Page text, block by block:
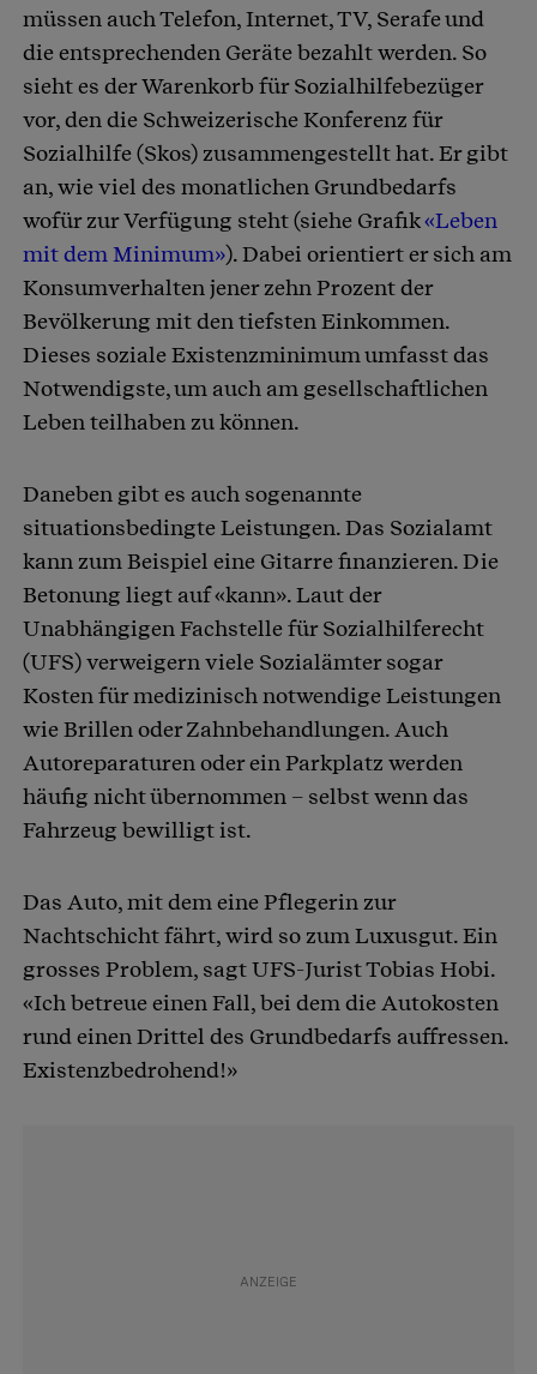
müssen auch Telefon, Internet, TV, Serafe und
die entsprechenden Geräte bezahlt werden. So
sieht es der Warenkorb für Sozialhilfebezüger
vor, den die Schweizerische Konferenz für
Sozialhilfe (Skos) zusammengestellt hat. Er gibt
an, wie viel des monatlichen Grundbedarfs
wofür zur Verfügung steht (siehe Grafik«Leben
mit dem Minimum»). Dabei orientiert er sich am
Konsumverhalten jener zehn Prozent der
Bevölkerung mit den tiefsten Einkommen.
Dieses soziale Existenzminimum umfasst das
Notwendigste, um auch am gesellschaftlichen
Leben teilhaben zu können.
Daneben gibt es auch sogenannte
situationsbedingte Leistungen. Das Sozialamt
kann zum Beispiel eine Gitarre finanzieren. Die
Betonung liegt auf «kann». Laut der
Unabhängigen Fachstelle für Sozialhilferecht
(UFS) verweigern viele Sozialämter sogar
Kosten für medizinisch notwendige Leistungen
wie Brillen oder Zahnbehandlungen. Auch
Autoreparaturen oder ein Parkplatz werden
häufig nicht übernommen – selbst wenn das
Fahrzeug bewilligt ist.
Das Auto, mit dem eine Pflegerin zur
Nachtschicht fährt, wird so zum Luxusgut. Ein
grosses Problem, sagt UFS-Jurist Tobias Hobi.
«Ich betreue einen Fall, bei dem die Autokosten
rund einen Drittel des Grundbedarfs auffressen.
Existenzbedrohend!»